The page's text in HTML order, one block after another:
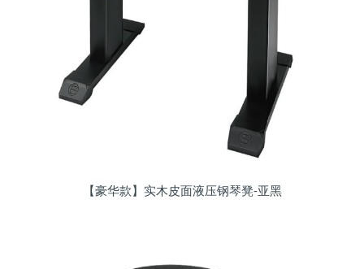
【豪华款】实木皮面液压钢琴凳-亚黑